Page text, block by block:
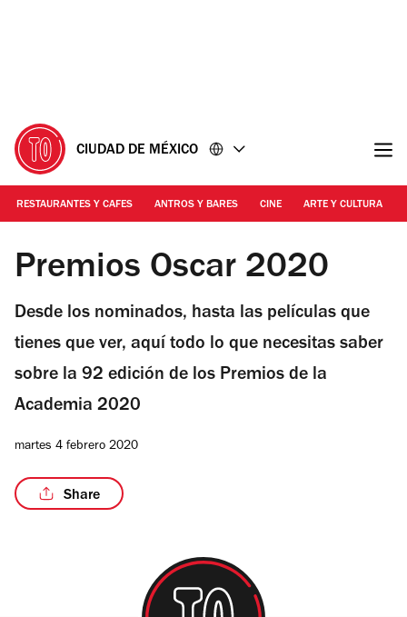
CIUDAD DE MÉXICO
RESTAURANTES Y CAFES ANTROS Y BARES CINE ARTE Y CULTURA
Foto: Cortesía de la producción
Premios Oscar 2020
Desde los nominados, hasta las películas que
tienes que ver, aquí todo lo que necesitas saber
sobre la 92 edición de los Premios de la
Academia 2020
martes 4 febrero 2020
Share